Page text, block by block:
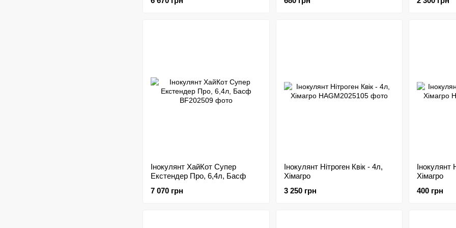
Інокулянт ХайКот Супер
Екстендер Про, 6,4л, Басф
7 070 грн
Інокулянт Нітроген Квік - 4л,
Хімагро
3 250 грн
Інокулянт
Хімагро
400 грн